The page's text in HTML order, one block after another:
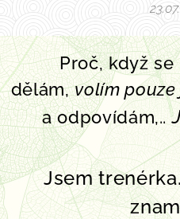
🧒 Proč, když
dělám,volím
a odpovídám,..
🌀Jsem